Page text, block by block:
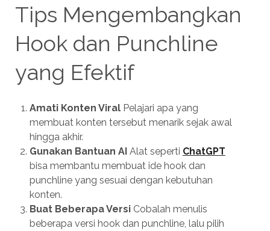
Tips Mengembangkan
Hook dan Punchline
yang Efektif
Amati Konten ViralPelajari apa yang
membuat konten tersebut menarik sejak awal
hingga akhir.
Gunakan Bantuan AI Alat seperti ChatGPT
bisa membantu membuat ide hook dan
punchline yang sesuai dengan kebutuhan
konten.
Buat Beberapa VersiCobalah menulis
beberapa versi hook dan punchline, lalu pilih